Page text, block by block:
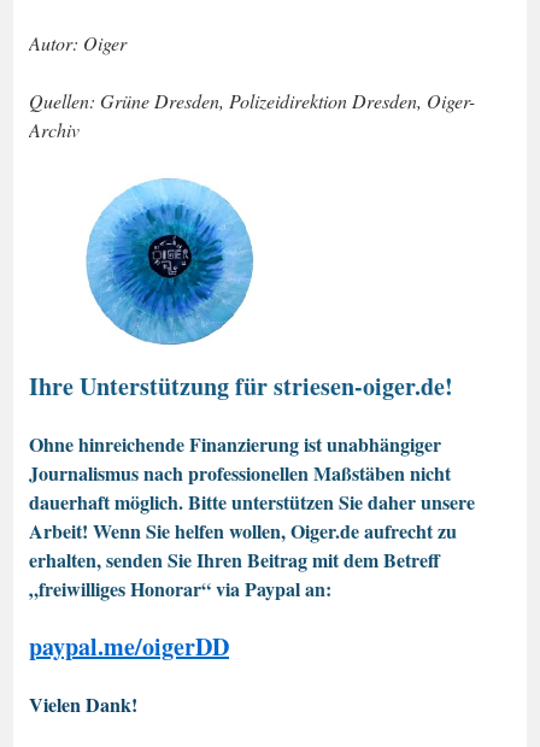
Autor: Oiger
Quellen: Grüne Dresden, Polizeidirektion Dresden, Oiger-
Archiv
Ihre Unterstützung für striesen-oiger.de!
Ohne hinreichende Finanzierung ist unabhängiger
Journalismus nach professionellen Maßstäben nicht
dauerhaft möglich. Bitte unterstützen Sie daher unsere
Arbeit! Wenn Sie helfen wollen, Oiger.de aufrecht zu
erhalten, senden Sie Ihren Beitrag mit dem Betreff
„freiwilliges Honorar“ via Paypal an:
paypal.me/oigerDD
Vielen Dank!